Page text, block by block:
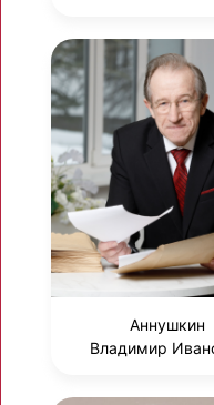
Аннушкин
Владимир